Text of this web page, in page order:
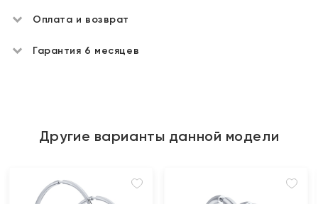
Оплата и возврат
Гарантия 6 месяцев
Другие варианты данной модели